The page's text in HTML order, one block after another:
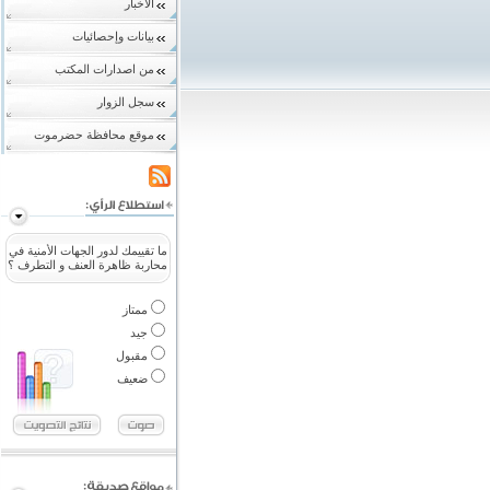
الاخبار
بيانات وإحصائيات
من اصدارات المكتب
سجل الزوار
موقع محافظة حضرموت
ما تقييمك لدور الجهات الأمنية في
محاربة ظاهرة العنف و التطرف ؟
ممتاز
جيد
مقبول
ضعيف